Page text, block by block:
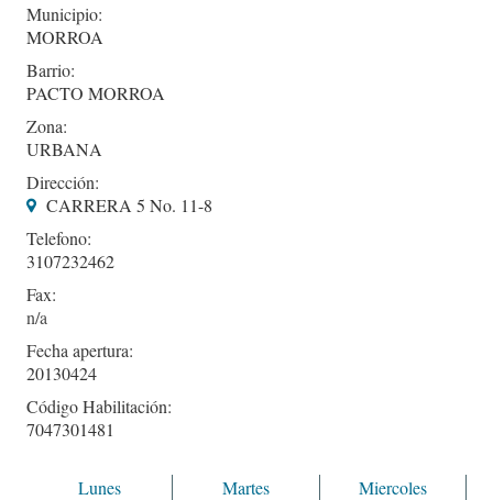
Municipio:
MORROA
Barrio:
PACTO MORROA
Zona:
URBANA
Dirección:
CARRERA 5 No. 11-8
Telefono:
3107232462
Fax:
Fecha apertura:
20130424
Código Habilitación:
7047301481
Lunes
Martes
Miercoles